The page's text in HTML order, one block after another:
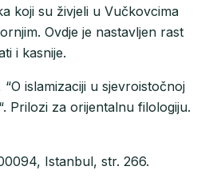
koji su živjeli u Vučkovcima
Ovdje je nastavljen rast
i kasnije.
islamizaciji u sjevroistočnoj
Prilozi za orijentalnu filologiju.
Istanbul, str. 266.